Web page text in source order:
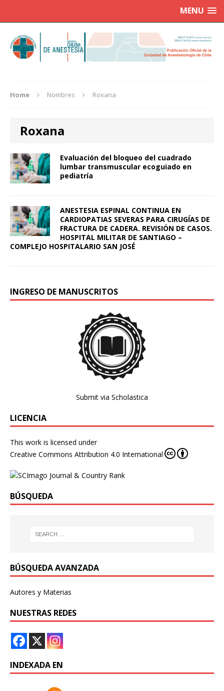
MENU
Home Nombres Roxana
Roxana
Evaluación del bloqueo del cuadrado
lumbar transmuscular ecoguiado en
pediatría
ANESTESIA ESPINAL CONTINUA EN
CARDIOPATIAS SEVERAS PARA CIRUGÍAS DE
FRACTURA DE CADERA. REVISIÓN DE CASOS.
HOSPITAL MILITAR DE SANTIAGO –
COMPLEJO HOSPITALARIO SAN JOSÉ
INGRESO DE MANUSCRITOS
Submit via Scholastica
LICENCIA
This work is licensed under
Creative Commons Attribution 4.0 International
BÚSQUEDA
BÚSQUEDA AVANZADA
Autores y Materias
NUESTRAS REDES
INDEXADA EN